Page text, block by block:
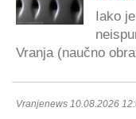
Iako
Vranja (naučno
Vranjenews 10.08.2026